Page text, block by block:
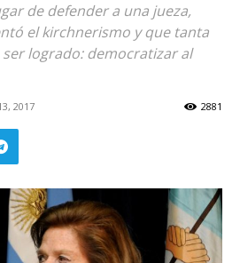
de defender a una jueza,
el kirchnerismo y que tanta
logrado: democratizar al
2017 2881